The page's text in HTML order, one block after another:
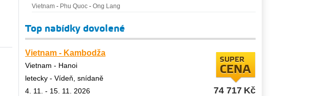
Vietnam - Phu Quoc - Ong Lang
Top nabídky dovolené
Vietnam - Kambodža
Vietnam - Hanoi
letecky - Vídeň, snídaně
4. 11. - 15. 11. 2026
SUPER
CENA
74 717 Kč